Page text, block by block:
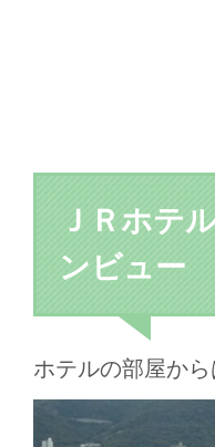
ＪＲホテ
ンビュー
ホテルの部屋か